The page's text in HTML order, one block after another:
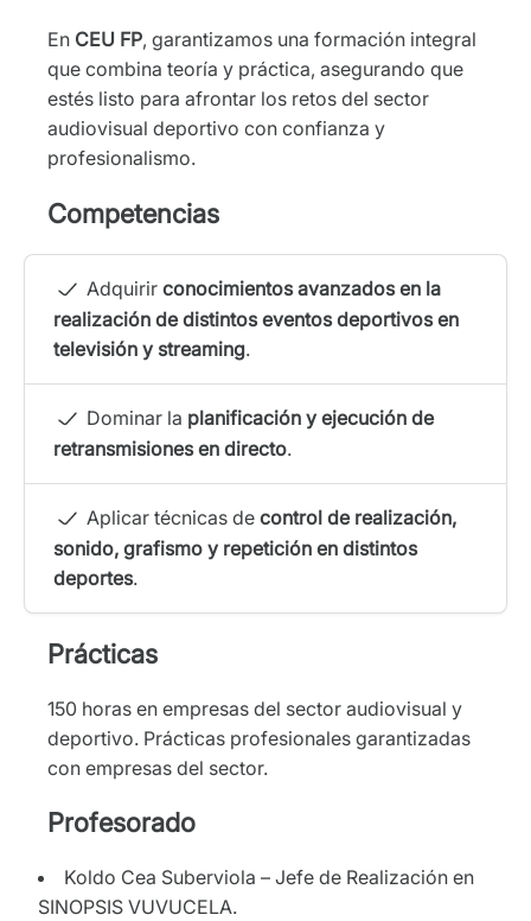
En CEU FP, garantizamos una formación integral
que combina teoría y práctica, asegurando que
estés listo para afrontar los retos del sector
audiovisual deportivo con confianza y
profesionalismo.
Competencias
Adquirir conocimientos avanzados en la
realización de distintos eventos deportivos en
televisión y streaming.
Dominar la planificación y ejecución de
retransmisiones en directo.
Aplicar técnicas de control de realización,
sonido, grafismo y repetición en distintos
deportes.
Prácticas
150 horas en empresas del sector audiovisual y
deportivo. Prácticas profesionales garantizadas
con empresas del sector.
Profesorado
Koldo Cea Suberviola – Jefe de Realización en
SINOPSIS VUVUCELA.